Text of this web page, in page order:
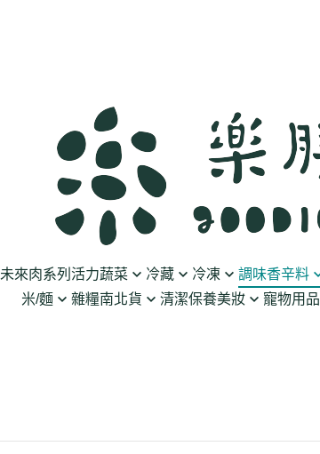
未來肉系列 活力蔬菜 冷藏 冷凍 調味香辛料
米/麵
雜糧南北貨 清潔保養美妝 寵物用品